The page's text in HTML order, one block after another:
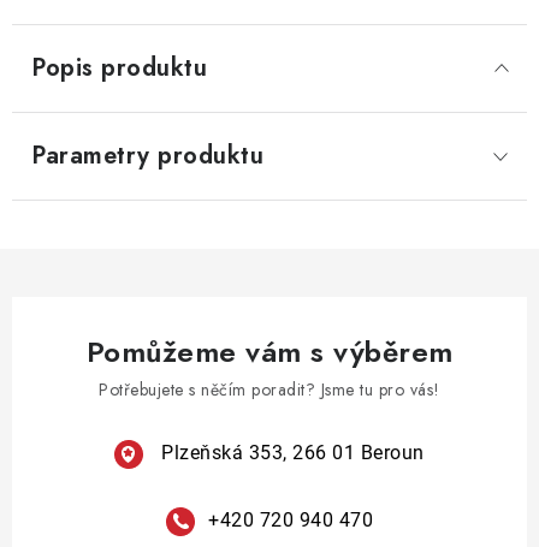
Popis produktu
Parametry produktu
Pomůžeme vám s výběrem
Potřebujete s něčím poradit? Jsme tu pro vás!
Plzeňská 353, 266 01 Beroun
+420 720 940 470